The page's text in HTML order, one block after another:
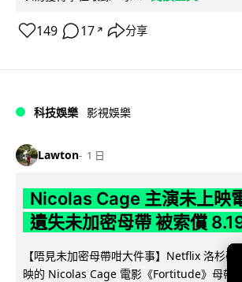
149 17 ↗ 分享
科技娛樂 影視娛樂
Lawton 1 日
Nicolas Cage 主演未上映
遺失未加密母帶 被索償
【唔見未加密母帶咁大件事】Netflix 洛杉磯
映的 Nicolas Cage 電影《Fortitude》母帶